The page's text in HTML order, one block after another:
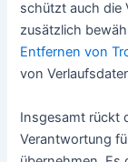
schützt auch die
zusätzlich
Entfernen von
von
Insgesamt rückt
Verantwortung